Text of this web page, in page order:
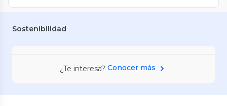
Sostenibilidad
¿Te interesa? Conocer más